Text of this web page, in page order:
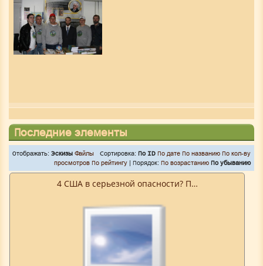
Последние элементы
Отображать: Эскизы Файлы Сортировка: По ID По дате По названию По кол-ву
просмотров По рейтингу | Порядок: По возрастанию По убыванию
4 США в серьезной опасности? П…